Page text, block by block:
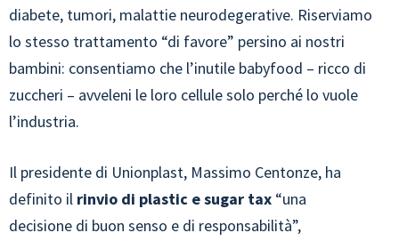
diabete, tumori, malattie neurodegerative. Riserviamo
lo stesso trattamento “di favore” persino ai nostri
bambini: consentiamo che l’inutile babyfood – ricco di
zuccheri – avveleni le loro cellule solo perché lo vuole
l’industria.
Il presidente di Unionplast, Massimo Centonze, ha
definito il rinvio di plastic e sugar tax “una
decisione di buon senso e di responsabilità”,